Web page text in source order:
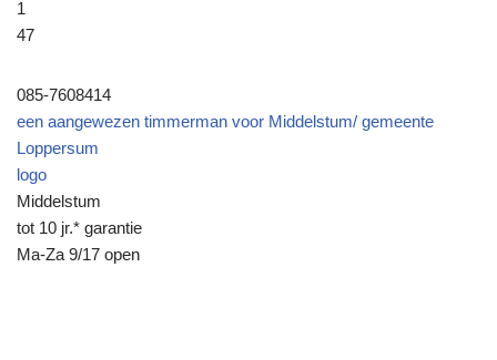
1
47
085-7608414
een aangewezen timmerman voor Middelstum/ gemeente
Loppersum
logo
Middelstum
tot 10 jr.* garantie
Ma-Za 9/17 open